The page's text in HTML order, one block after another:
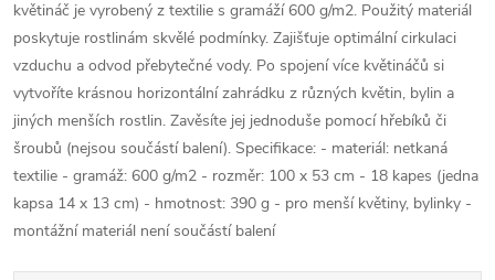
květináč je vyrobený z textilie s gramáží 600 g/m2. Použitý materiál
poskytuje rostlinám skvělé podmínky. Zajišťuje optimální cirkulaci
vzduchu a odvod přebytečné vody. Po spojení více květináčů si
vytvoříte krásnou horizontální zahrádku z různých květin, bylin a
jiných menších rostlin. Zavěsíte jej jednoduše pomocí hřebíků či
šroubů (nejsou součástí balení). Specifikace: - materiál: netkaná
textilie - gramáž: 600 g/m2 - rozměr: 100 x 53 cm - 18 kapes (jedna
kapsa 14 x 13 cm) - hmotnost: 390 g - pro menší květiny, bylinky -
montážní materiál není součástí balení